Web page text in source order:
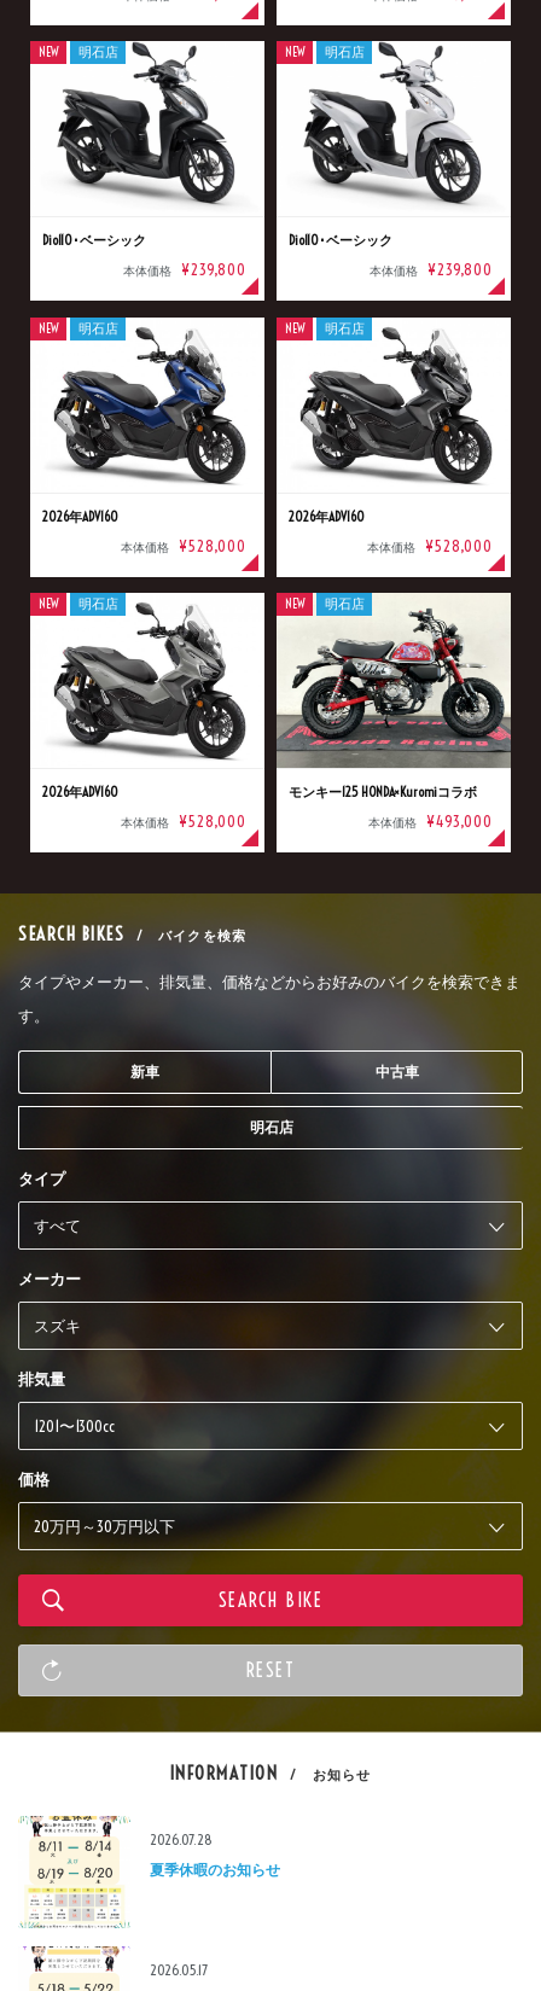
Dio110･ベーシック
本体価格 ¥239,800
NEW 明石店
Dio110･ベーシック
本体価格 ¥239,800
NEW 明石店
2026年ADV160
本体価格 ¥528,000
NEW 明石店
2026年ADV160
本体価格 ¥528,000
NEW 明石店
2026年ADV160
本体価格 ¥528,000
NEW 明石店
モンキー125 HONDA×Kuromiコラボ
本体価格 ¥493,000
NEW 明石店
SEARCH BIKES / バイクを検索
タイプやメーカー、排気量、価格などからお好みのバイクを検索できま
す。
新車 中古車
明石店
タイプ
メーカー
排気量
価格
INFORMATION / お知らせ
2026.07.28
夏季休暇のお知らせ
2026.05.17